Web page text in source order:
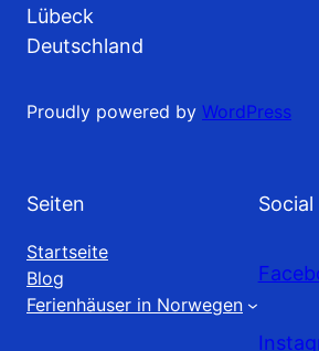
Lübeck
Deutschland
Proudly powered by WordPress
Seiten
Startseite
Blog
Ferienhäuser in Norwegen
Social